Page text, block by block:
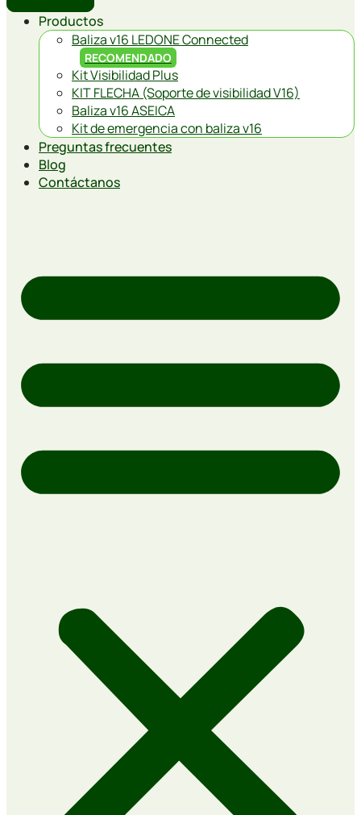
Productos
Baliza v16 LEDONE Connected
RECOMENDADO
Kit Visibilidad Plus
KIT FLECHA (Soporte de visibilidad V16)
Baliza v16 ASEICA
Kit de emergencia con baliza v16
Preguntas frecuentes
Blog
Contáctanos